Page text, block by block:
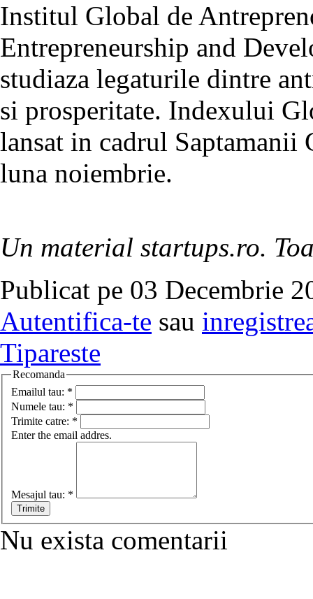
Institul Global de
Entrepreneurship and
studiaza legaturile dintre
si prosperitate. Indexului
lansat in cadrul
luna noiembrie.
Un material startups.ro.
Publicat pe 03 Decembrie
Autentifica-te sau
Tipareste
Recomanda
Emailul tau: *
Numele tau: *
Trimite catre: *
Enter the email addres.
Mesajul tau: *
Nu exista comentarii